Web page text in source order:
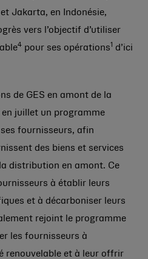
Jakarta, en Indonésie,
vers l’objectif d’utiliser
4 pour ses opérations1 d’ici
de GES en amont de la
en juillet un programme
fournisseurs, afin
des biens et services
distribution en amont. Ce
à établir leurs
et à décarboniser leurs
rejoint le programme
les fournisseurs à
renouvelable et à leur offrir